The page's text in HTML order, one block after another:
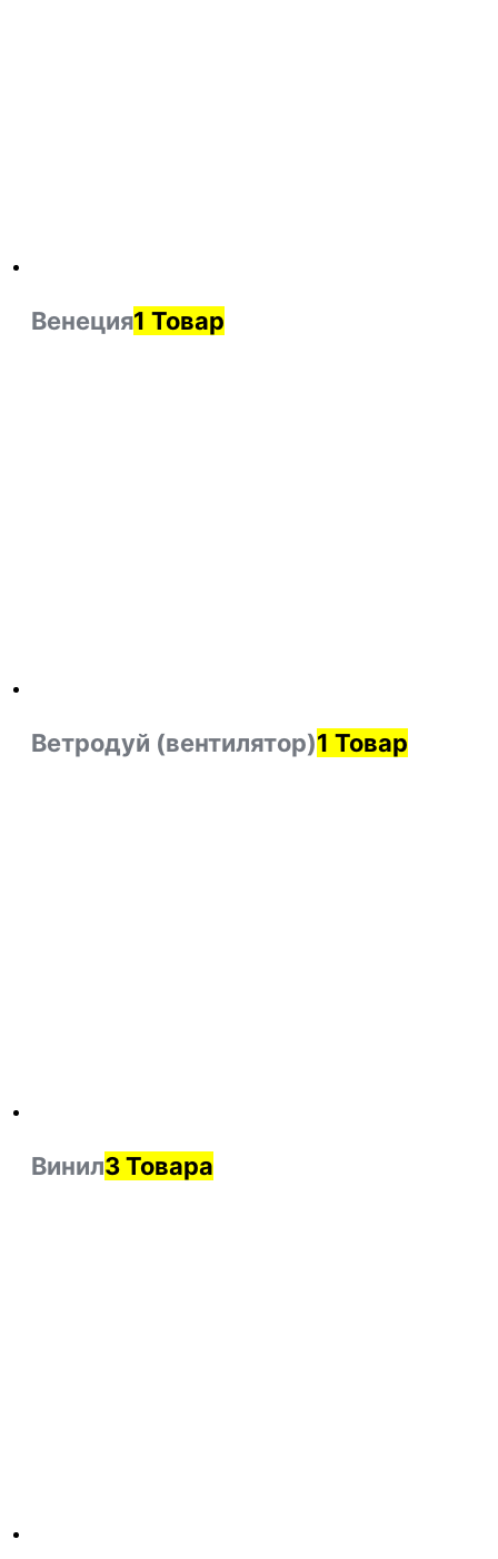
Венеция1 Товар
Ветродуй (вентилятор)1 Товар
Винил3 Товара